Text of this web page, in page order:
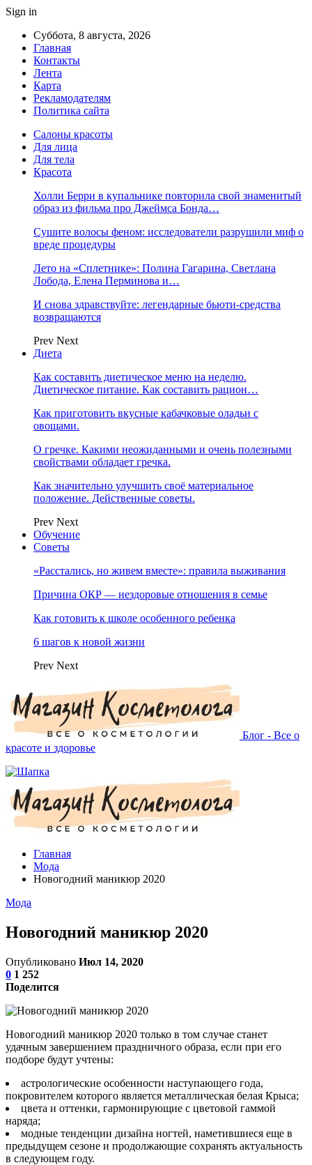
Sign in
Суббота, 8 августа, 2026
Главная
Контакты
Лента
Карта
Рекламодателям
Политика сайта
Салоны красоты
Для лица
Для тела
Красота
Холли Берри в купальнике повторила свой знаменитый
образ из фильма про Джеймса Бонда…
Сушите волосы феном: исследователи разрушили миф о
вреде процедуры
Лето на «Сплетнике»: Полина Гагарина, Светлана
Лобода, Елена Перминова и…
И снова здравствуйте: легендарные бьюти-средства
возвращаются
Prev Next
Диета
Как составить диетическое меню на неделю.
Диетическое питание. Как составить рацион…
Как приготовить вкусные кабачковые оладьи с
овощами.
О гречке. Какими неожиданными и очень полезными
свойствами обладает гречка.
Как значительно улучшить своё материальное
положение. Действенные советы.
Prev Next
Обучение
Советы
«Расстались, но живем вместе»: правила выживания
Причина ОКР — нездоровые отношения в семье
Как готовить к школе особенного ребенка
6 шагов к новой жизни
Prev Next
Блог - Все о
красоте и здоровье
Главная
Мода
Новогодний маникюр 2020
Мода
Новогодний маникюр 2020
Опубликовано Июл 14, 2020
0 1 252
Поделится
Новогодний маникюр 2020 только в том случае станет
удачным завершением праздничного образа, если при его
подборе будут учтены:
астрологические особенности наступающего года,
покровителем которого является металлическая белая Крыса;
цвета и оттенки, гармонирующие с цветовой гаммой
наряда;
модные тенденции дизайна ногтей, наметившиеся еще в
предыдущем сезоне и продолжающие сохранять актуальность
в следующем году.